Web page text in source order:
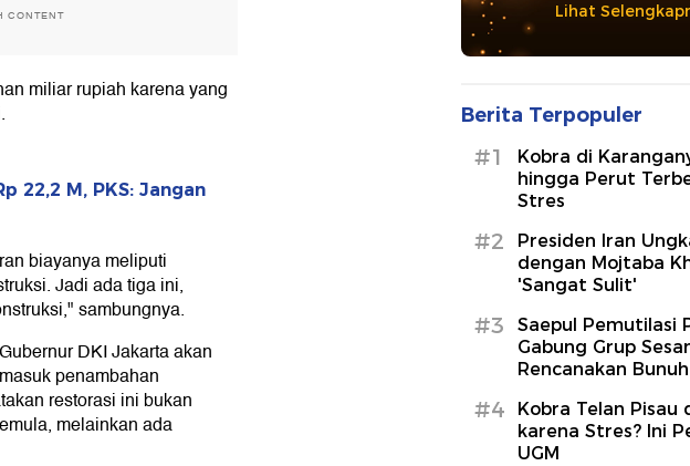
CONTENT
miliar rupiah karena yang
22,2 M, PKS: Jangan
biayanya meliputi
Jadi ada tiga ini,
sambungnya.
DKI Jakarta akan
penambahan
restorasi ini bukan
melainkan ada
Lihat
Berita Terpopuler
#1
Kobra di
hingga Perut
Stres
#2
Presiden Iran
dengan Mojtaba
'Sangat Sulit'
#3
Saepul Pemutilasi
Gabung Grup
Rencanakan
#4
Kobra Telan Pisau
karena Stres? Ini
UGM